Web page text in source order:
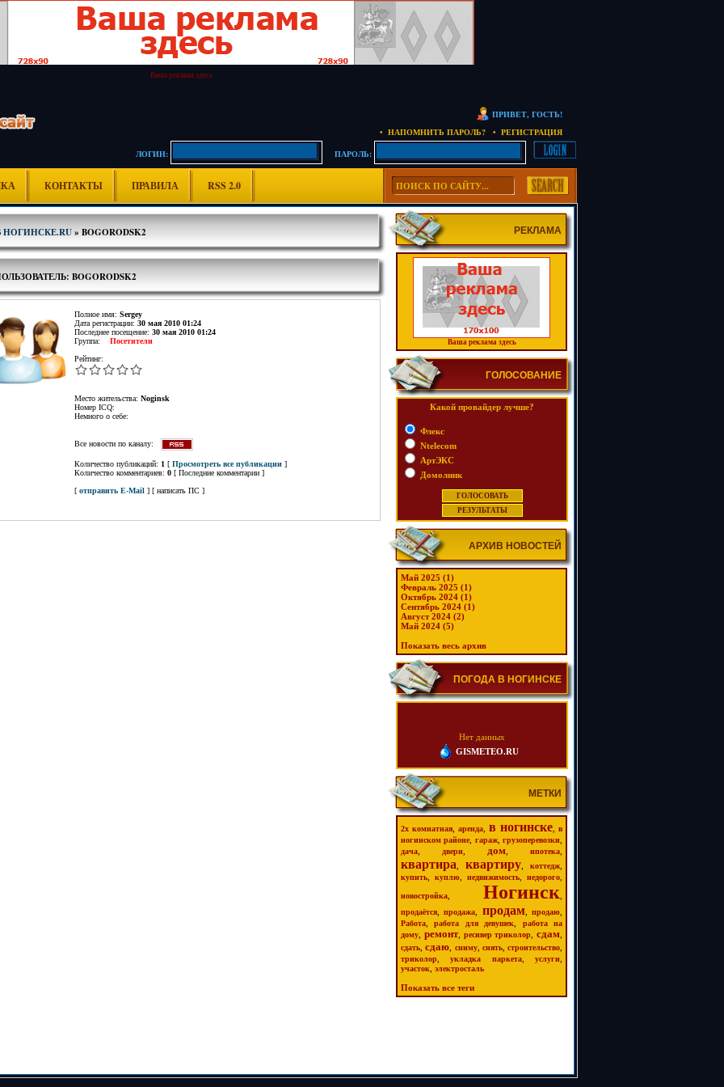
Ваша реклама здесь
ПРИВЕТ, ГОСТЬ!
• НАПОМНИТЬ ПАРОЛЬ?
• РЕГИСТРАЦИЯ
ЛОГИН:
ПАРОЛЬ:
КОНТАКТЫ ПРАВИЛА RSS 2.0
НОГИНСКЕ.RU» BOGORODSK2
BOGORODSK2
Полное имя: Sergey
Дата регистрации: 30 мая 2010 01:24
Последнее посещение: 30 мая 2010 01:24
Группа: Посетители
Рейтинг:
Место жительства: Noginsk
Номер ICQ:
Немного о себе:
Все новости по каналу:
Количество публикаций: 1 [ Просмотреть все публикации ]
Количество комментариев: 0 [ Последние комментарии ]
[ отправить E-Mail ] [ написать ПС ]
РЕКЛАМА
Ваша реклама здесь
ГОЛОСОВАНИЕ
Какой провайдер лучше?
Флекс
Ntelecom
АртЭКС
Домолинк
АРХИВ НОВОСТЕЙ
Май 2025 (1)
Февраль 2025 (1)
Октябрь 2024 (1)
Сентябрь 2024 (1)
Август 2024 (2)
Май 2024 (5)
Показать весь архив
ПОГОДА В НОГИНСКЕ
Нет данных
GISMETEO.RU
МЕТКИ
2х комнатная аренда в ногинске
в
ногинском районе
гараж,грузоперевозки
дача двери дом ипотека
квартира квартиру коттедж
купить куплю недвижимость недорого
новостройка Ногинск
продаётся ,продажа продам,продаю
Работа ,работа для девушек
работа на
дому
ремонт, ресивер триколор сдам
сдать ,сдаю сниму, снять, строительство
триколор ,укладка паркета,услуги
участок электросталь
Показать все теги